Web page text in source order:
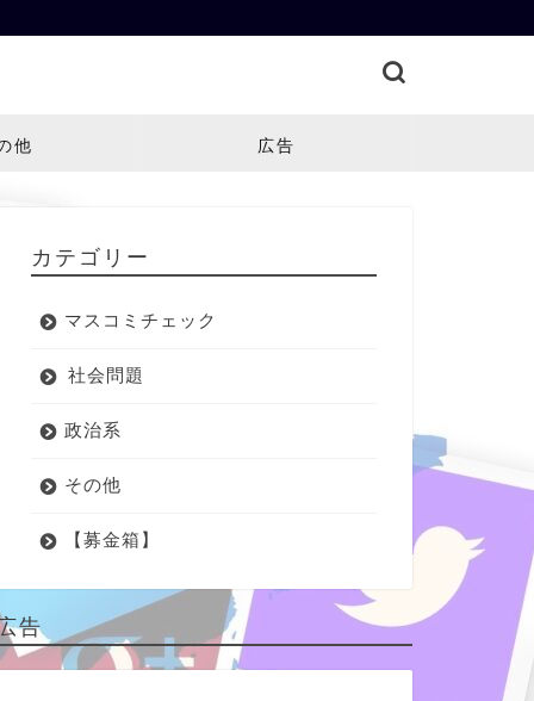
他 広告
カテゴリー
マスコミチェック
社会問題
政治系
その他
【募金箱】
告